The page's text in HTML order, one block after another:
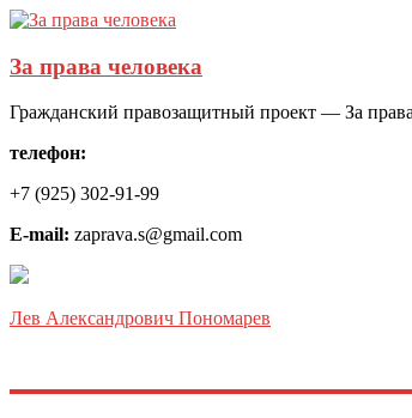
За права человека
Гражданский правозащитный проект — За
телефон:
+7 (925) 302-91-99
E-mail: zaprava.s@gmail.com
Лев Александрович Пономарев